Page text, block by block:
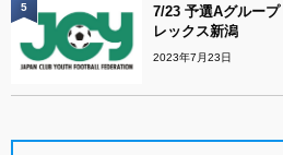
7/23 予選Aグルー
レックス新潟
2023年7月23日
5